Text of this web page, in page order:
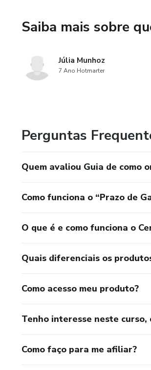
Saiba mais sobre
Júlia Munhoz
7 Ano Hotmarter
Perguntas
Quem avaliou Guia de como
Como funciona o “Prazo de
O que é e como funciona o
Quais diferenciais os
Como acesso meu produto?
Tenho interesse neste curso,
Como faço para me afiliar?